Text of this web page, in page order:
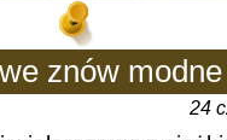
znów modne
24